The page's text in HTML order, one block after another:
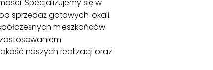
Specjalizujemy się w
sprzedaż gotowych lokali.
mieszkańców.
naszych realizacji oraz